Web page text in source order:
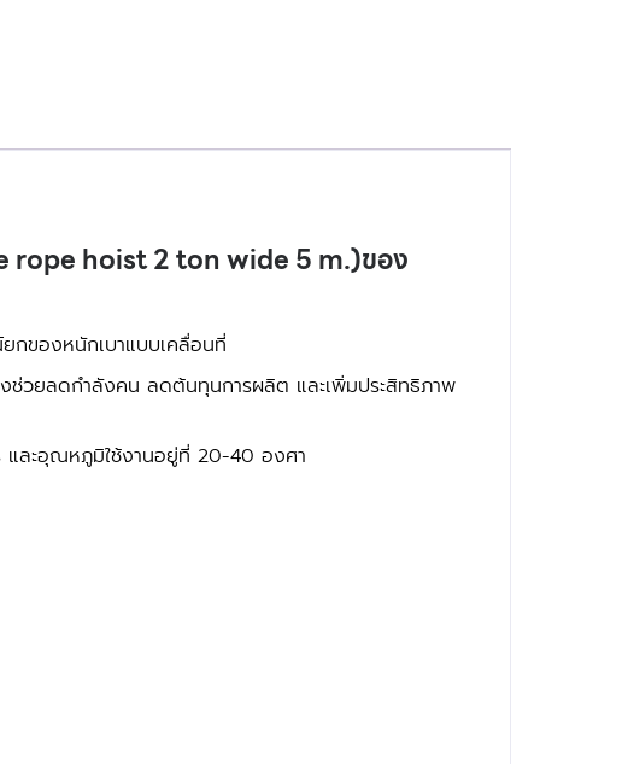
rope hoist 2 ton wide 5 m.)ของ
กของหนักเบาแบบเคลื่อนที่
ช่วยลดกำลังคน ลดต้นทุนการผลิต และเพิ่มประสิทธิภาพ
และอุณหภูมิใช้งานอยู่ที่ 20-40 องศา